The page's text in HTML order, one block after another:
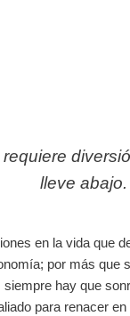
lleve abajo.
en la vida que
por más que
hay que
para renacer